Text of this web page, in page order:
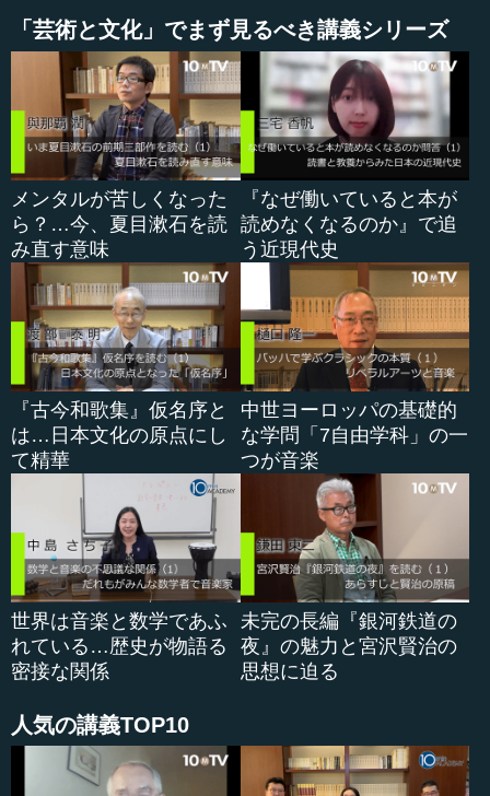
てしまっています。画面の枠が倉を切り取ることで、倉が
日常の世界から切り離された、超常的な高さにあることが
強調されるのです。
長者は馬に乗り、供を連れて倉を追いかけます。倉はや
はりそのほとんどの部分を画面の外に出して、空中をゆら
ゆらと飛んで行きます。絵巻の形式の源流は中国にあるの
ですが、中国の説話を描く絵画で、画巻（巻物）の形式に
描かれたものに、同様の表現を見せるものはありません。
いま知られている中国の画巻では、出来事は全て画面の枠
内に収まるように描かれます。
信貴山にたどり着いた長者は、倉を返してほしいと命蓮
に懇願し、命蓮は倉を残して中の米俵だけを返すと言いま
す。鉢に米俵1俵だけを乗せると、それに続いてほかの米俵
も空中を飛び始めます。
この場面でも、何十俵もの米俵は、その上の方が画面の
上端で切り取られています。この現象が日常の世界をはる
かに離れた高さで起こって...
「芸術と文化」でまず見るべき講義シリーズ
メンタルが苦しくなった
ら？…今、夏目漱石を読
み直す意味
『なぜ働いていると本が
読めなくなるのか』で追
う近現代史
『古今和歌集』仮名序と
は…日本文化の原点にし
て精華
中世ヨーロッパの基礎的
な学問「7自由学科」の一
つが音楽
世界は音楽と数学であふ
れている…歴史が物語る
密接な関係
未完の長編『銀河鉄道の
夜』の魅力と宮沢賢治の
思想に迫る
人気の講義TOP10